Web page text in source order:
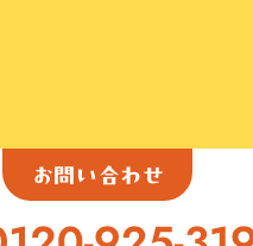
お問い合わせ